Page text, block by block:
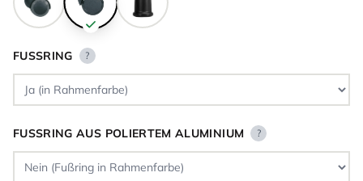
FUSSRING ?
FUSSRING AUS POLIERTEM ALUMINIUM ?